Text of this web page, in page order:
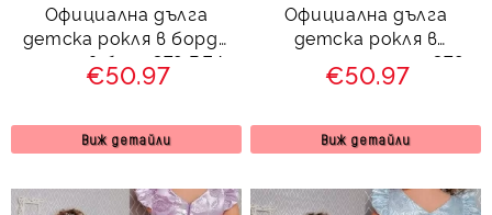
Официална дълга
детска рокля в бордо
с тюл в бяло 379 ВЕД
€50.97
Виж детайли
Официална дълга
детска рокля в
златисто с тюл 379
ЗФГРД
€50.97
Виж детайли